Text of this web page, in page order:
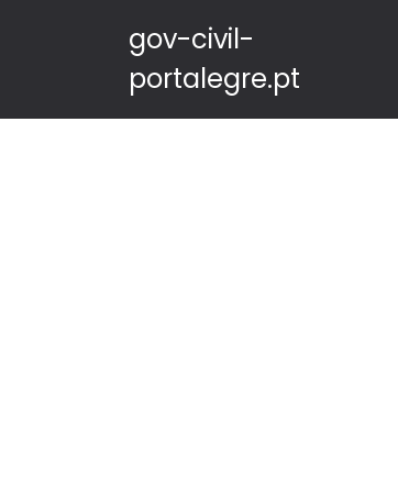
gov-civil-
portalegre.pt